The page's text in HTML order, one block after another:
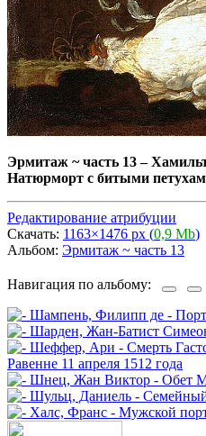
Эрмитаж ~ часть 13–
Натюрморт с битыми
Редактирование атрибуции
Скачать: 1163×1476 px (0,9 Mb)
Альбом: Эрмитаж ~ часть 13
Навигация по альбому: